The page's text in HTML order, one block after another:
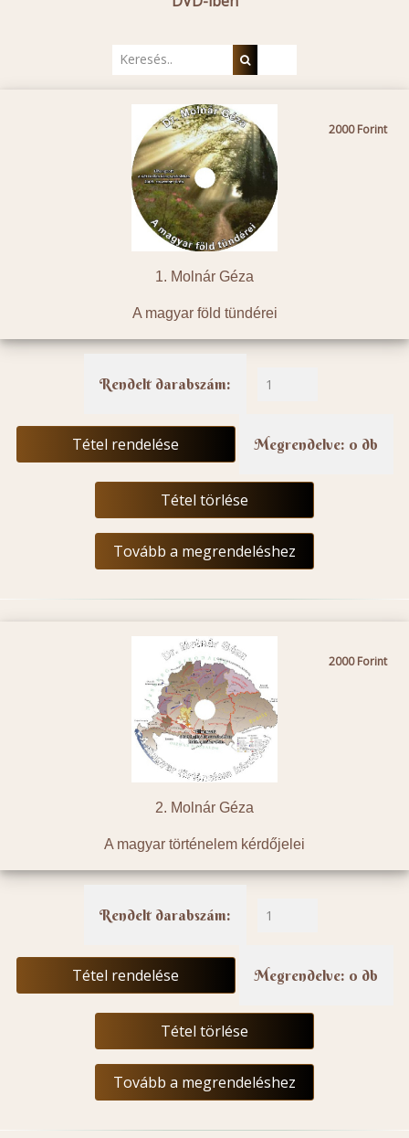
1. Molnár Géza
A magyar föld tündérei
2000
Rendelt darabszám:
Tétel rendelése Megrendelve: 0 db
Tétel törlése
Tovább a megrendeléshez
2. Molnár Géza
A magyar történelem kérdőjelei
2000
Rendelt darabszám:
Tétel rendelése Megrendelve: 0 db
Tétel törlése
Tovább a megrendeléshez